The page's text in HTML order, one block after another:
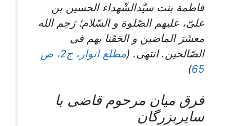
فاطمة بنت سیّدالشّهداء الحسین بن
علیّ، علیهم الصّلوة و السّلام؛ رَحِم الله
معشَرَ الماضین و الحَقَنا بهم فی
الصّالحین. انتهی. (
مطلع انوار، ج2، ص
65
)
فرق میان مرحوم قاضی با
سایربزرگان